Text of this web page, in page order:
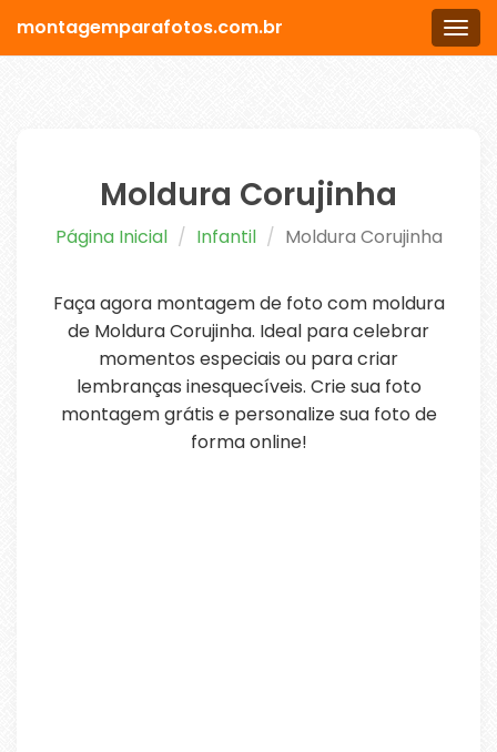
Menu
montagemparafotos.com.br
Moldura Corujinha
Página Inicial Infantil Moldura Corujinha
Faça agora montagem de foto com moldura
de Moldura Corujinha. Ideal para celebrar
momentos especiais ou para criar
lembranças inesquecíveis. Crie sua foto
montagem grátis e personalize sua foto de
forma online!